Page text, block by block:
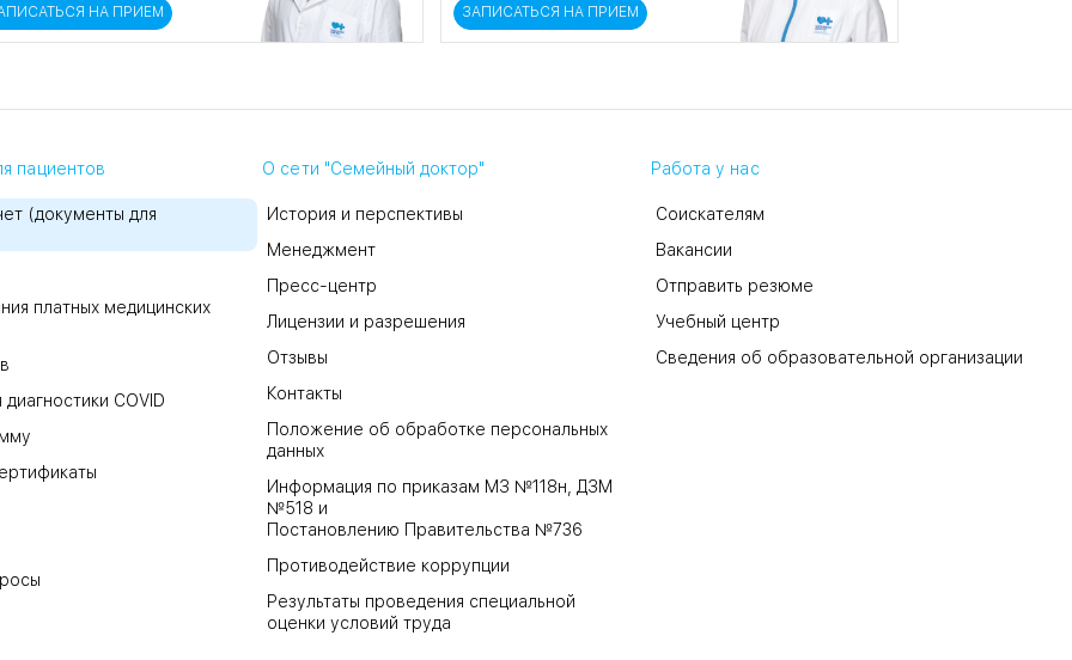
НА ПРИЕМ ЗАПИСАТЬСЯ НА ПРИЕМ
пациентов
(документы для
платных медицинских
COVID
О сети "Семейный доктор"
История и перспективы
Менеджмент
Пресс-центр
Лицензии и разрешения
Отзывы
Контакты
Положение об обработке персональных
данных
Информация по приказам МЗ №118н, ДЗМ
№518 и
Постановлению Правительства №736
Противодействие коррупции
Результаты проведения специальной
оценки условий труда
Работа у нас
Соискателям
Вакансии
Отправить резюме
Учебный центр
Сведения об образовательной организации